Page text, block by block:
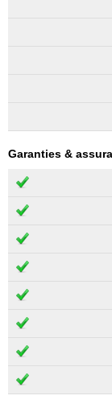
Garanties &